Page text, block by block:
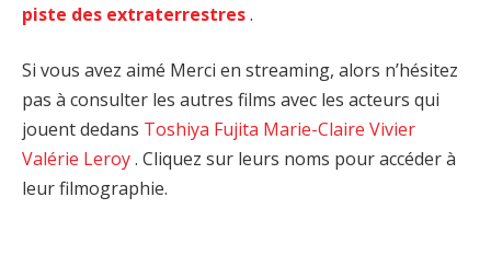
piste des extraterrestres.
Si vous avez aimé Merci en streaming, alors n’hésitez
pas à consulter les autres films avec les acteurs qui
jouent dedans Toshiya Fujita Marie-Claire Vivier
Valérie Leroy. Cliquez sur leurs noms pour accéder à
leur filmographie.